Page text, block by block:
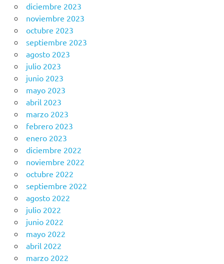
diciembre 2023
noviembre 2023
octubre 2023
septiembre 2023
agosto 2023
julio 2023
junio 2023
mayo 2023
abril 2023
marzo 2023
febrero 2023
enero 2023
diciembre 2022
noviembre 2022
octubre 2022
septiembre 2022
agosto 2022
julio 2022
junio 2022
mayo 2022
abril 2022
marzo 2022